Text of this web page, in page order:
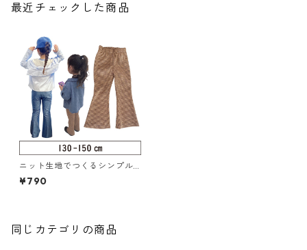
最近チェックした商品
ニット生地でつくるシンプル
フレアパンツ 130-150（222-
080-4）
¥790
同じカテゴリの商品